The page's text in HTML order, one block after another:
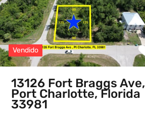
Vendido
13126 Fort Braggs Ave,
Port Charlotte, Florida
33981